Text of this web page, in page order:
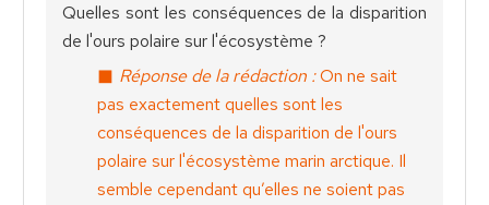
Quelles sont les conséquences de la disparition
de l'ours polaire sur l'écosystème ?
Réponse de la rédaction :On ne sait
pas exactement quelles sont les
conséquences de la disparition de l'ours
polaire sur l'écosystème marin arctique. Il
semble cependant qu’elles ne soient pas